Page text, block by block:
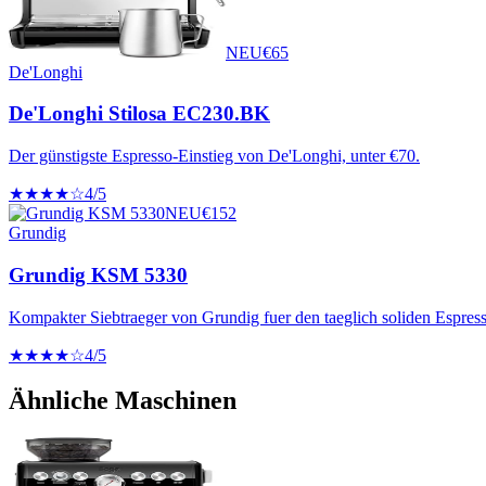
NEU€65
De'Longhi
De'Longhi Stilosa EC230.BK
Der günstigste Espresso-Einstieg von De'Longhi, unter €70.
★★★★☆4/5
NEU€152
Grundig
Grundig KSM 5330
Kompakter Siebtraeger von Grundig fuer den taeglich soliden
★★★★☆4/5
Ähnliche Maschinen